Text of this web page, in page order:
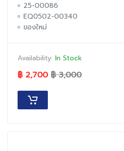
25-00086
EQ0502-00340
ของใหม่
Availability: In Stock
฿ 2,700 ฿ 3,000